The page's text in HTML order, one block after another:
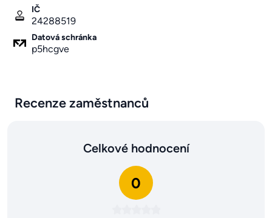
IČ
24288519
Datová schránka
p5hcgve
Recenze zaměstnanců
Celkové hodnocení
0